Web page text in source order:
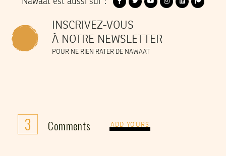
INSCRIVEZ-VOUS
À NOTRE NEWSLETTER
POUR NE RIEN RATER DE NAWAAT
3 Comments ADD YOURS